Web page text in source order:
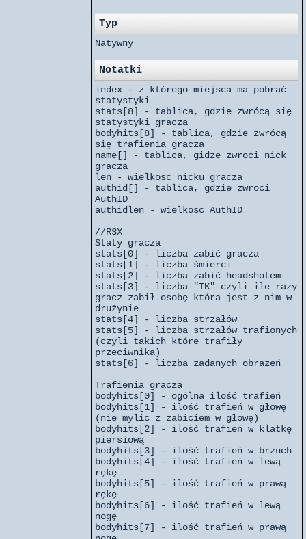
Typ
Natywny
Notatki
index - z którego miejsca ma pobrać
statystyki
stats[8] - tablica, gdzie zwrócą się
statystyki gracza
bodyhits[8] - tablica, gdzie zwrócą
się trafienia gracza
name[] - tablica, gidze zwroci nick
gracza
len - wielkosc nicku gracza
authid[] - tablica, gdzie zwroci
AuthID
authidlen - wielkosc AuthID
//R3X
Staty gracza
stats[0] - liczba zabić gracza
stats[1] - liczba śmierci
stats[2] - liczba zabić headshotem
stats[3] - liczba "TK" czyli ile razy
gracz zabił osobę która jest z nim w
drużynie
stats[4] - liczba strzałów
stats[5] - liczba strzałów trafionych
(czyli takich które trafiły
przeciwnika)
stats[6] - liczba zadanych obrażeń
Trafienia gracza
bodyhits[0] - ogólna ilość trafień
bodyhits[1] - ilość trafień w głowę
(nie mylic z zabiciem w głowę)
bodyhits[2] - ilość trafień w klatkę
piersiową
bodyhits[3] - ilość trafień w brzuch
bodyhits[4] - ilość trafień w lewą
rękę
bodyhits[5] - ilość trafień w prawą
rękę
bodyhits[6] - ilość trafień w lewą
nogę
bodyhits[7] - ilość trafień w prawą